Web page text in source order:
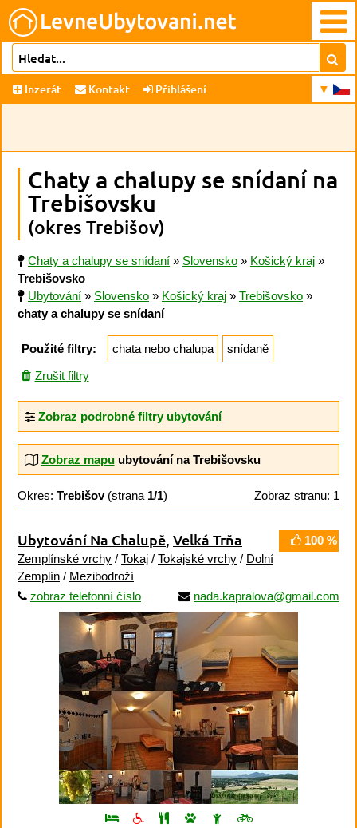
Inzerát Kontakt Přihlášení
Chaty a chalupy se snídaní na
Trebišovsku
(okres Trebišov)
Chaty a chalupy se snídaní » Slovensko » Košický kraj »
Trebišovsko
Ubytování » Slovensko » Košický kraj » Trebišovsko »
chaty a chalupy se snídaní
Použité filtry: chata nebo chalupa
snídaně
Zrušit filtry
Zobraz podrobné filtry ubytování
Zobraz mapuubytování na Trebišovsku
Okres: Trebišov(strana 1/1) Zobraz stranu: 1
100 %
Ubytování Na Chalupě, Velká Trňa
Zemplínské vrchy / Tokaj / Tokajské vrchy / Dolní
Zemplín / Mezibodroží
zobraz telefonní číslo
nada.kapralova@gmail.com